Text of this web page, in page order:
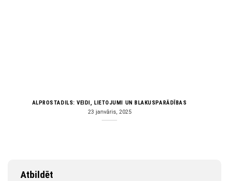
ALPROSTADILS: VEIDI, LIETOJUMI UN BLAKUSPARĀDĪBAS
23 janvāris, 2025
Atbildēt